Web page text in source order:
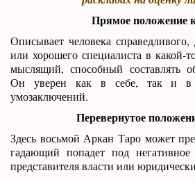
Прямое положение
Описывает человека
или хорошего специалиста в какой-
мыслящий, способный составлять
Он уверен как в себе, так и в
умозаключений.
Перевернутое
Здесь восьмой Аркан Таро может
гадающий попадет под
представителя власти или